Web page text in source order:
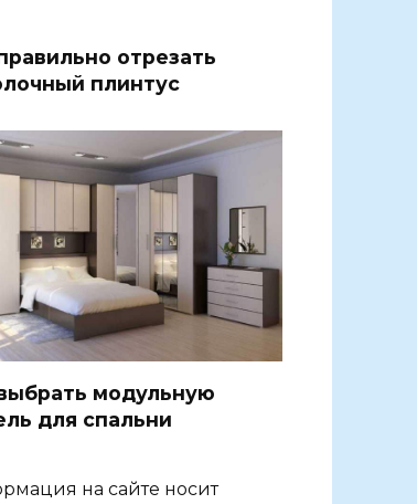
отрезать
плинтус
модульную
для спальни
на сайте носит